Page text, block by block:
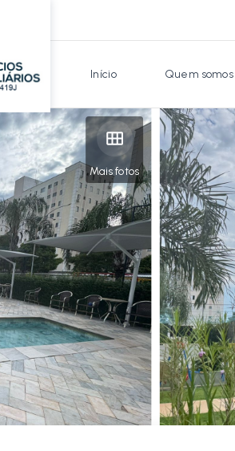
Início Quem somos
Mais fotos